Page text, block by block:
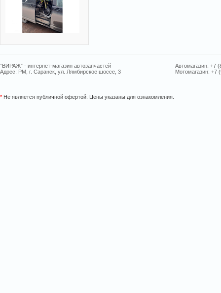
“ВИРАЖ” - интернет-магазин автозапчастей
Адрес: РМ, г. Саранск, ул. Лямбирское шоссе, 3
Автомагазин: +7
Мотомагазин: +7
* Не является публичной офертой. Цены указаны для ознакомления.